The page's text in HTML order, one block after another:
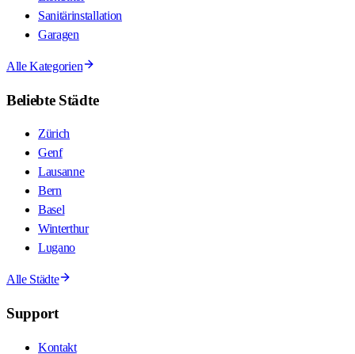
Sanitärinstallation
Garagen
Alle Kategorien
Beliebte Städte
Zürich
Genf
Lausanne
Bern
Basel
Winterthur
Lugano
Alle Städte
Support
Kontakt